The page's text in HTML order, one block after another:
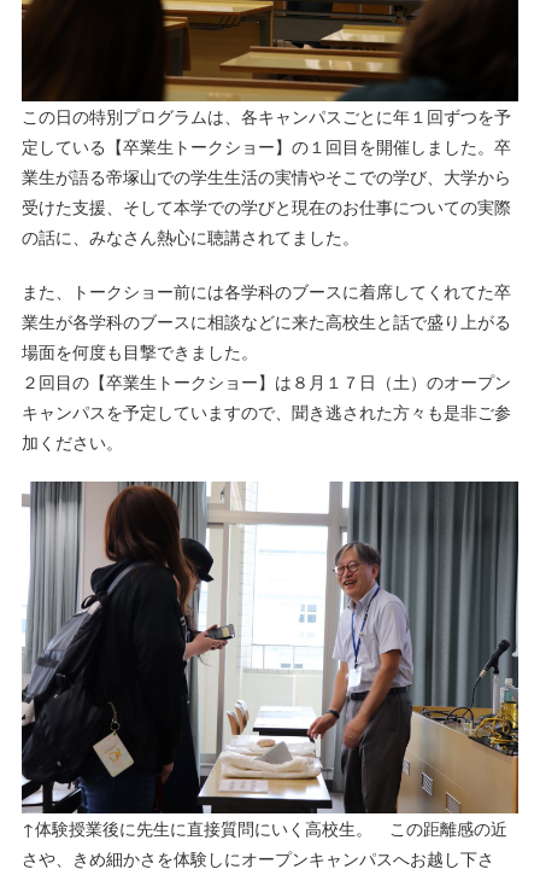
この日の特別プログラムは、各キャンパスごとに年１回ずつを予
定している【卒業生トークショー】の１回目を開催しました。卒
業生が語る帝塚山での学生生活の実情やそこでの学び、大学から
受けた支援、そして本学での学びと現在のお仕事についての実際
の話に、みなさん熱心に聴講されてました。
また、トークショー前には各学科のブースに着席してくれてた卒
業生が各学科のブースに相談などに来た高校生と話で盛り上がる
場面を何度も目撃できました。
２回目の【卒業生トークショー】は８月１７日（土）のオープン
キャンパスを予定していますので、聞き逃された方々も是非ご参
加ください。
↑体験授業後に先生に直接質問にいく高校生。 この距離感の近
さや、きめ細かさを体験しにオープンキャンパスへお越し下さ